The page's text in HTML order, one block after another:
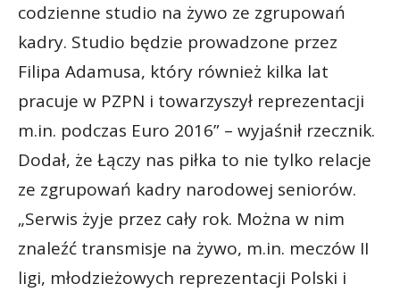
codzienne studio na żywo ze zgrupowań
kadry. Studio będzie prowadzone przez
Filipa Adamusa, który również kilka lat
pracuje w PZPN i towarzyszył reprezentacji
m.in. podczas Euro 2016” – wyjaśnił rzecznik.
Dodał, że Łączy nas piłka to nie tylko relacje
ze zgrupowań kadry narodowej seniorów.
„Serwis żyje przez cały rok. Można w nim
znaleźć transmisje na żywo, m.in. meczów II
ligi, młodzieżowych reprezentacji Polski i